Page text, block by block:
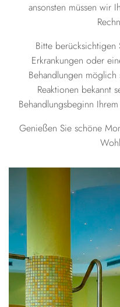
ansonsten müssen wir
Bitte berücksichtigen
Erkrankungen oder
Behandlungen
Reaktionen bekannt
Behandlungsbeginn
Genießen Sie schöne